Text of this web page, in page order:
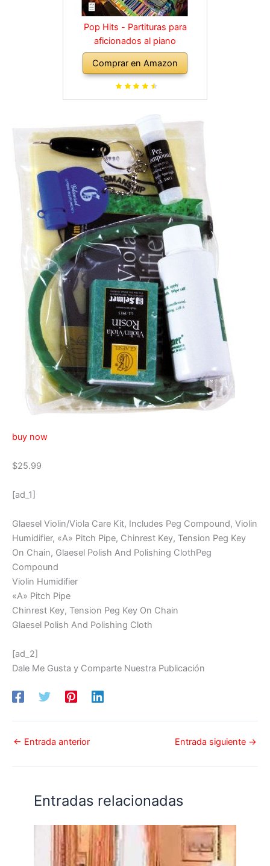
Pop Hits - Partituras para
aficionados al piano
Comprar en Amazon
buy now
$25.99
[ad_1]
Glaesel Violin/Viola Care Kit, Includes Peg Compound, Violin
Humidifier, «A» Pitch Pipe, Chinrest Key, Tension Peg Key
On Chain, Glaesel Polish And Polishing ClothPeg
Compound
Violin Humidifier
«A» Pitch Pipe
Chinrest Key, Tension Peg Key On Chain
Glaesel Polish And Polishing Cloth
[ad_2]
Dale Me Gusta y Comparte Nuestra Publicación
← Entrada anterior Entrada siguiente →
Entradas relacionadas